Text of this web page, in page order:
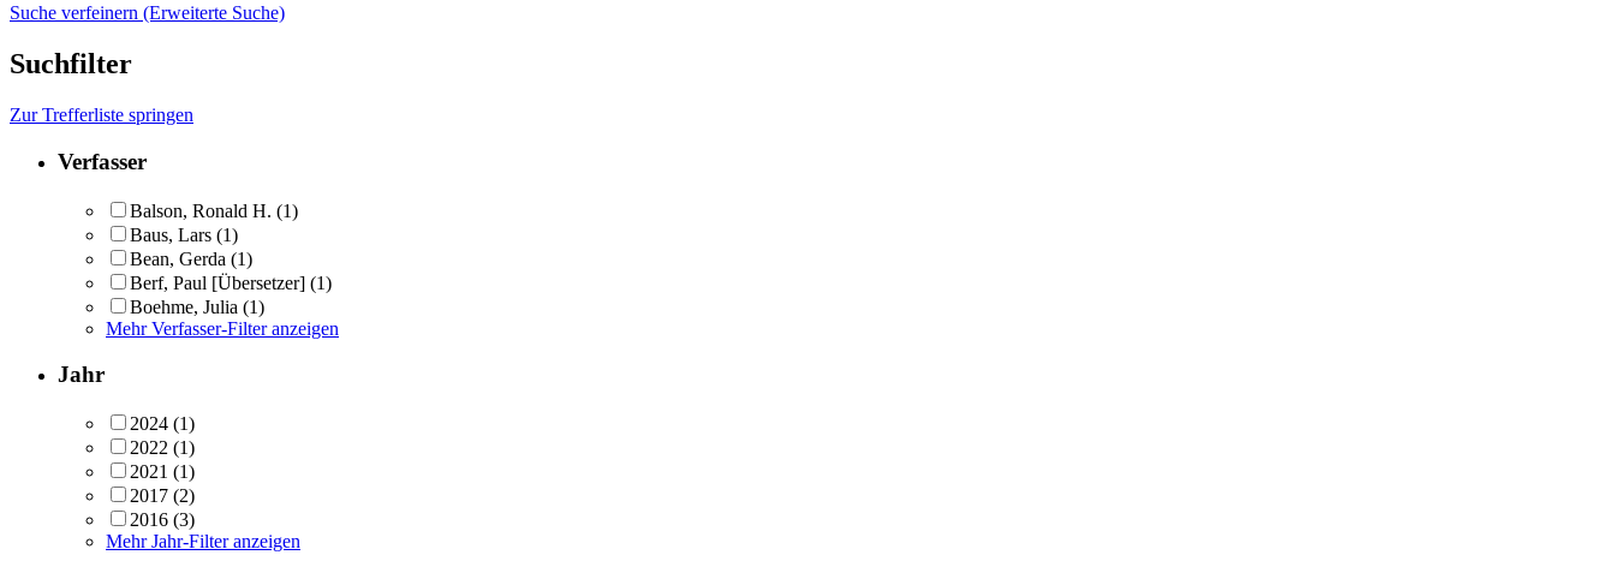
Suche verfeinern (Erweiterte Suche)
Suchfilter
Zur Trefferliste springen
Verfasser
Balson, Ronald H. (1)
Baus, Lars (1)
Bean, Gerda (1)
Berf, Paul [Übersetzer] (1)
Boehme, Julia (1)
Mehr Verfasser-Filter anzeigen
Jahr
2024 (1)
2022 (1)
2021 (1)
2017 (2)
2016 (3)
Mehr Jahr-Filter anzeigen